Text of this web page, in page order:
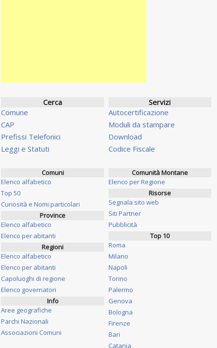
Cerca
Comune
CAP
Prefissi Telefonici
Leggi e Statuti
Servizi
Autocertificazione
Moduli da stampare
Download
Codice Fiscale
Comuni
Elenco alfabetico
Top 50
Curiosità e Nomi particolari
Province
Elenco alfabetico
Elenco per abitanti
Regioni
Elenco alfabetico
Elenco per abitanti
Capoluoghi di regione
Elenco governatori
Info
Aree geografiche
Parchi Nazionali
Associazioni Comuni
Comunità Montane
Elenco per Regione
Risorse
Segnala sito web
Siti Partner
Pubblicità
Top 10
Roma
Milano
Napoli
Torino
Palermo
Genova
Bologna
Firenze
Bari
Catania